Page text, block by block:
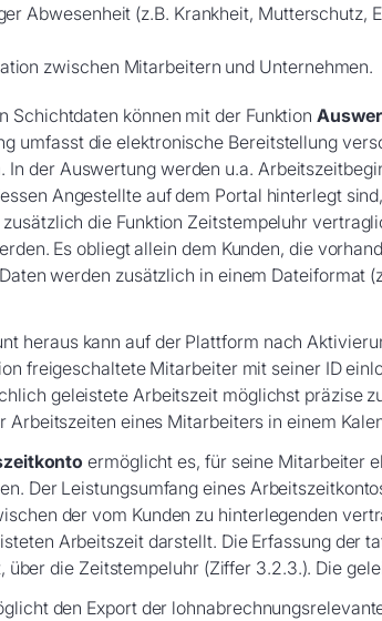
Abwesenheit (z.B. Krankheit,
zwischen Mitarbeitern und Unternehmen.
Schichtdaten können mit der Funktion
umfasst die elektronische Bereitstellung
der Auswertung werden u.a.
Angestellte auf dem Portal hinterlegt
die Funktion Zeitstempeluhr
Es obliegt allein dem Kunden, die
werden zusätzlich in einem Dateiformat
heraus kann auf der Plattform nach
freigeschaltete Mitarbeiter mit seiner ID
geleistete Arbeitszeit möglichst präzise
Arbeitszeiten eines Mitarbeiters in einem
ermöglicht es, für seine Mitarbeiter
Der Leistungsumfang eines
der vom Kunden zu hinterlegenden
Arbeitszeit darstellt. Die Erfassung der
über die Zeitstempeluhr (Ziffer 3.2.3.). Die
den Export der